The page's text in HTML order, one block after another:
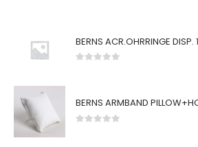
BERNS ARMBAND